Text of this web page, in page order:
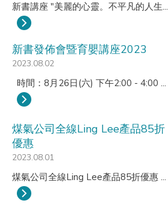
新書講座 "美麗的心靈。不平凡的人生...
新書發佈會暨育嬰講座2023
2023.08.02
時間：8月26日(六) 下午2:00 - 4:00 ...
煤氣公司全線Ling Lee產品85折
優惠
2023.08.01
煤氣公司全線Ling Lee產品85折優惠 ...